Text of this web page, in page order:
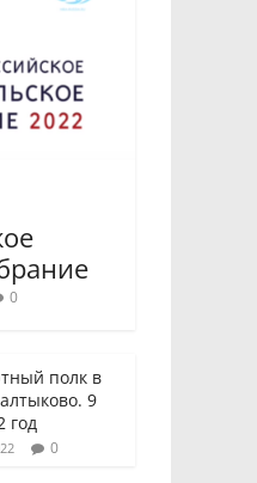
0
полк в
9
год
0